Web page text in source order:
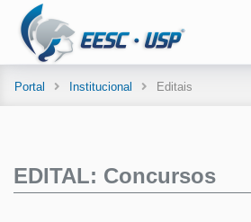
Portal Institucional Editais
EDITAL: Concursos